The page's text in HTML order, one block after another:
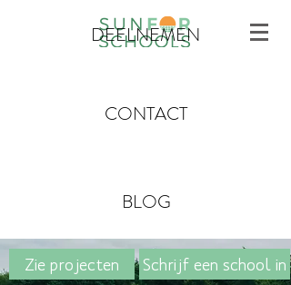
DEELNEMEN
CONTACT
BLOG
Zie projecten Schrijf een school in